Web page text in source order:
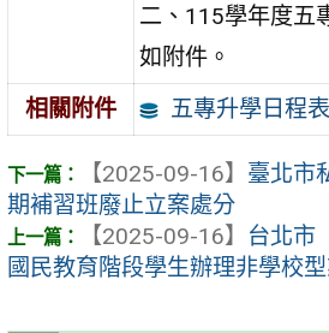
二、115學年度五
如附件。
相關附件
五專升學日程
【2025-09-16】 臺北市
期補習班廢止立案處分
【2025-09-16】 台北市
國民教育階段學生辦理非學校